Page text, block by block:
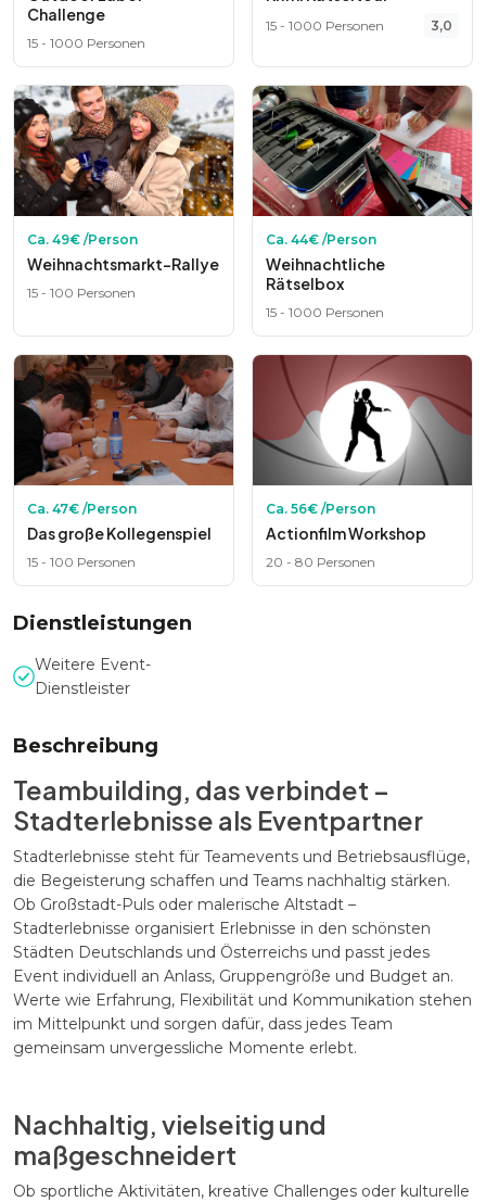
Challenge
15 - 1000 Personen
15 - 1000 Personen 3,0
Ca. 49€ /Person
Weihnachtsmarkt-Rallye
15 - 100 Personen
Ca. 44€ /Person
Weihnachtliche
Rätselbox
15 - 1000 Personen
Ca. 47€ /Person
Das große Kollegenspiel
15 - 100 Personen
Ca. 56€ /Person
Actionfilm Workshop
20 - 80 Personen
Dienstleistungen
Weitere Event-
Dienstleister
Beschreibung
Teambuilding, das verbindet –
Stadterlebnisse als Eventpartner
Stadterlebnisse steht für Teamevents und Betriebsausflüge,
die Begeisterung schaffen und Teams nachhaltig stärken.
Ob Großstadt-Puls oder malerische Altstadt –
Stadterlebnisse organisiert Erlebnisse in den schönsten
Städten Deutschlands und Österreichs und passt jedes
Event individuell an Anlass, Gruppengröße und Budget an.
Werte wie Erfahrung, Flexibilität und Kommunikation stehen
im Mittelpunkt und sorgen dafür, dass jedes Team
gemeinsam unvergessliche Momente erlebt.
Nachhaltig, vielseitig und
maßgeschneidert
Ob sportliche Aktivitäten, kreative Challenges oder kulturelle